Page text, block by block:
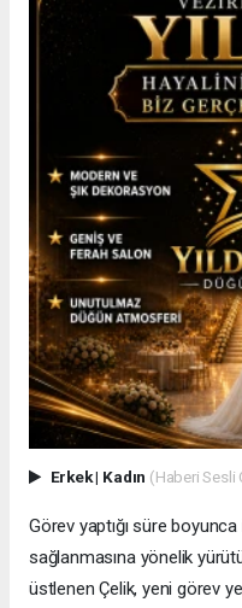
Erkek| Kadın (Haberi Sesli
Görev yaptığı süre
sağlanmasına yönelik
üstlenen Çelik, yeni görev